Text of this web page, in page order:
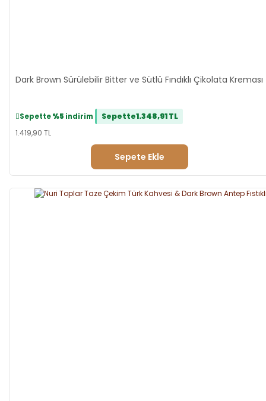
Dark Brown Sürülebilir Bitter ve Sütlü Fındıklı Çikolata Kreması
Sepette%5 indirim Sepette1.348,91 TL
1.419,90 TL
Sepete Ekle